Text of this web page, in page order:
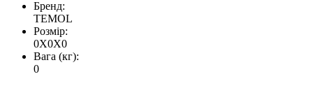
Бренд:
TEMOL
Розмір:
0X0X0
Вага (кг):
0